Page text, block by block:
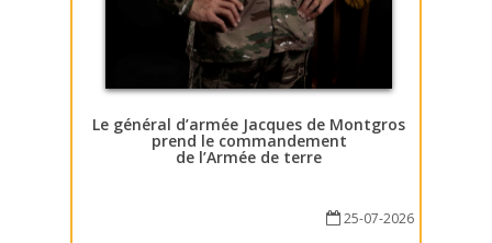
Le général d’armée Jacques de Montgros
prend le commandement
de l’Armée de terre
25-07-2026